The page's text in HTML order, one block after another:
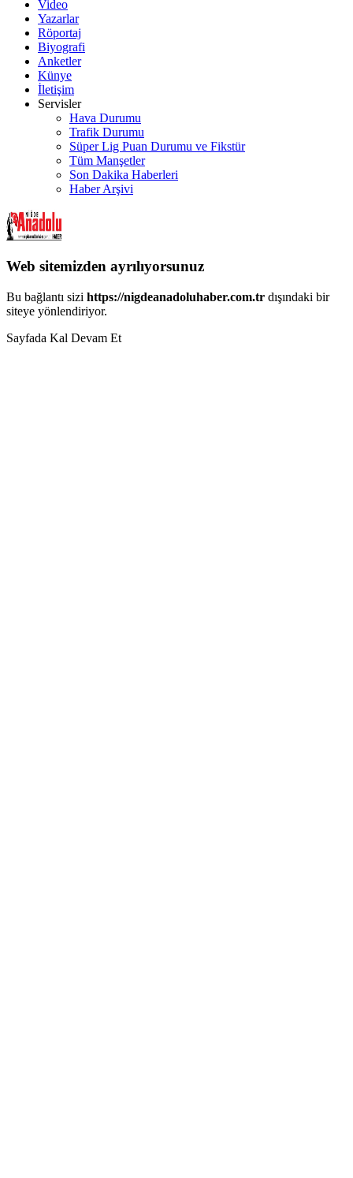
Video
Yazarlar
Röportaj
Biyografi
Anketler
Künye
İletişim
Servisler
Hava Durumu
Trafik Durumu
Süper Lig Puan Durumu ve Fikstür
Tüm Manşetler
Son Dakika Haberleri
Haber Arşivi
Web sitemizden ayrılıyorsunuz
Bu bağlantı sizi https://nigdeanadoluhaber.com.tr dışındaki bir
siteye yönlendiriyor.
Sayfada Kal Devam Et